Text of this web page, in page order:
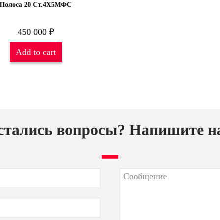
Полоса 20 Ст.4Х5МФС
450 000 ₽
Add to cart
вопросы? Напишите